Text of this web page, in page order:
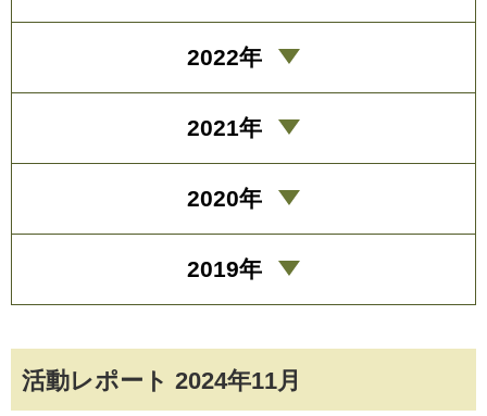
活動レポート 2024年11月
2022年
2021年
2020年
2019年